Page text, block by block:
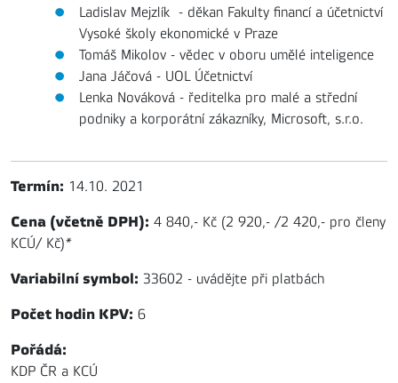
Ladislav Mejzlík - děkan Fakulty financí a účetnictví
Vysoké školy ekonomické v Praze
Tomáš Mikolov - vědec v oboru umělé inteligence
Jana Jáčová - UOL Účetnictví
Lenka Nováková - ředitelka pro malé a střední
podniky a korporátní zákazníky, Microsoft, s.r.o.
Termín: 14.10. 2021
Cena (včetně DPH): 4 840,- Kč (2 920,- /2 420,- pro členy
KCÚ/ Kč)*
Variabilní symbol: 33602 - uvádějte při platbách
Počet hodin KPV: 6
Pořádá:
KDP ČR a KCÚ